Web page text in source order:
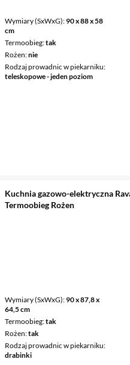
Wymiary (SxWxG) 90 x 88 x 58
cm
Termoobieg tak
Rożen nie
Rodzaj prowadnic w piekarniku
teleskopowe - jeden poziom
Kuchnia gazowo-elektryczna
Termoobieg Rożen
Wymiary (SxWxG) 90 x 87,8 x
64,5 cm
Termoobieg tak
Rożen tak
Rodzaj prowadnic w piekarniku
drabinki